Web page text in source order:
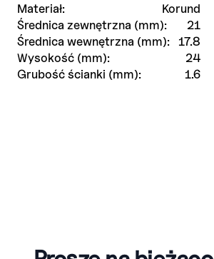
Materiał:
Korund
Średnica zewnętrzna (mm):
21
Średnica wewnętrzna (mm):
17.8
Wysokość (mm):
24
Grubość ścianki (mm):
1.6